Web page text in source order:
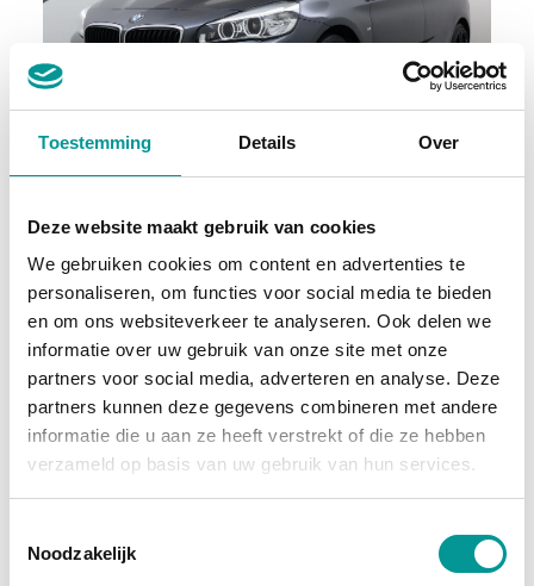
Toestemming Details Over
Deze website maakt gebruik van cookies
We gebruiken cookies om content en advertenties te
personaliseren, om functies voor social media te bieden
en om ons websiteverkeer te analyseren. Ook delen we
informatie over uw gebruik van onze site met onze
partners voor social media, adverteren en analyse. Deze
partners kunnen deze gegevens combineren met andere
informatie die u aan ze heeft verstrekt of die ze hebben
verzameld op basis van uw gebruik van hun services.
Noodzakelijk
Automaat - 107817km - 2018
€383.30/maand
Deze auto bekijken